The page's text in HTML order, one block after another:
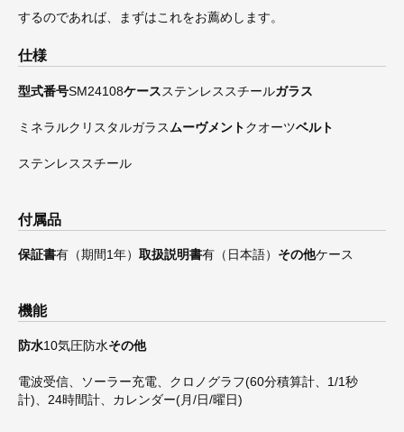
するのであれば、まずはこれをお薦めします。
仕様
型式番号SM24108ケースステンレススチールガラス
ミネラルクリスタルガラスムーヴメントクオーツベルト
ステンレススチール
付属品
保証書有（期間1年） 取扱説明書有（日本語） その他ケース
機能
防水10気圧防水その他
電波受信、ソーラー充電、クロノグラフ(60分積算計、1/1秒
計)、24時間計、カレンダー(月/日/曜日)